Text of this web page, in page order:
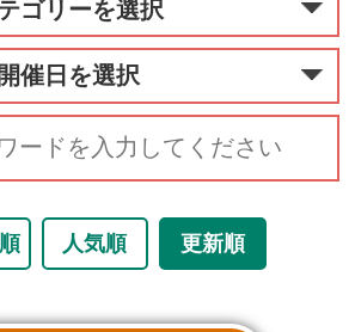
ゴリーを選択
開催日を選択
人気順 更新順